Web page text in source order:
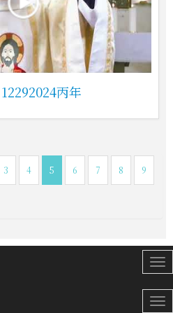
丙年
3 4 5 6 7 8 9